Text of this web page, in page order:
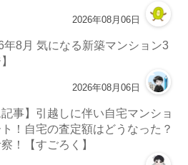
2026年08月06日
年8月 気になる新築マンション3
2026年08月06日
記事】引越しに伴い自宅マンショ
！自宅の査定額はどうなった？
！【すごろく】